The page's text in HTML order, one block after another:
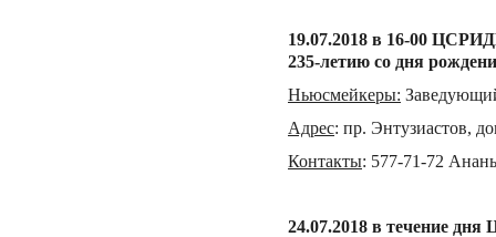
19.07.2018 в 16-00
235-летию со дня
Ньюсмейкеры:
Адрес: пр. Энтузиастов,
Контакты: 577-71-72
24.07.2018 в течение